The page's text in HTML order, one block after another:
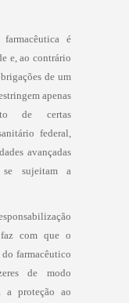
é
e, ao contrário
de um
apenas
de certas
federal,
avançadas
sujeitam a
faz com que o
farmacêutico
de modo
a proteção ao